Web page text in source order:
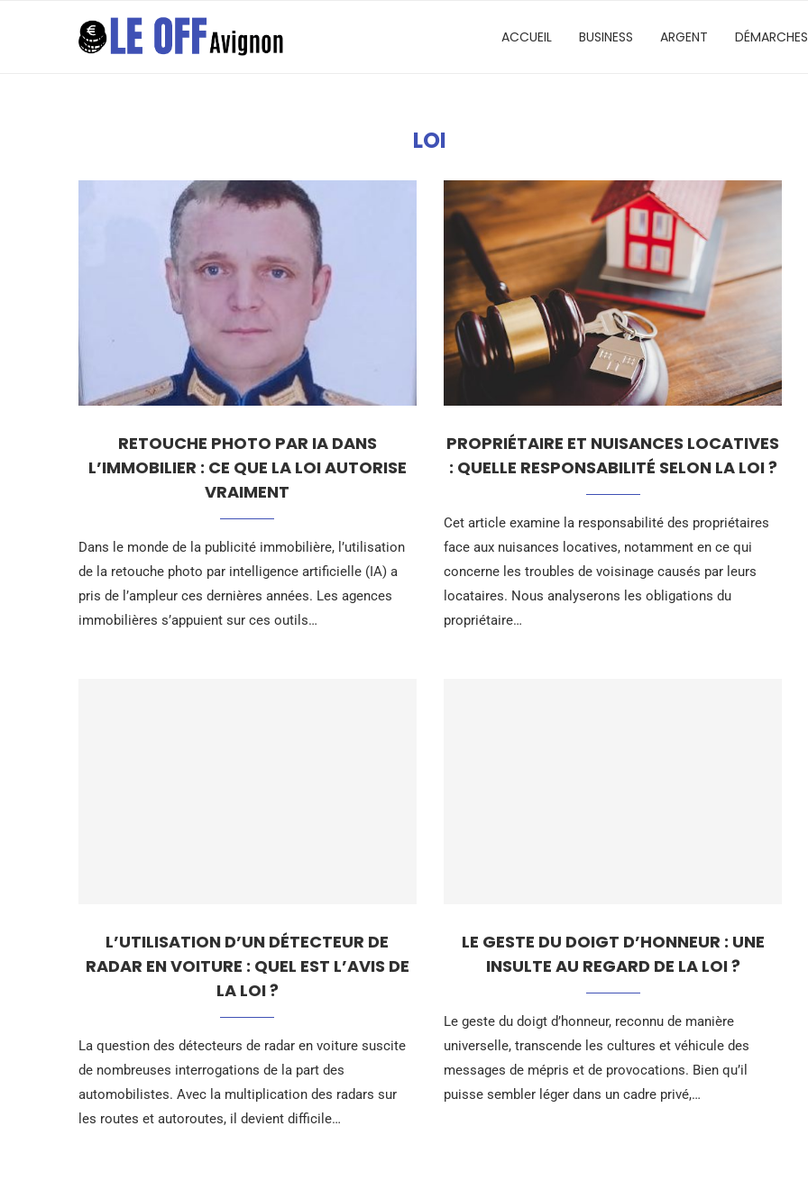
ACCUEIL BUSINESS ARGENT DÉMARCHES
LOI
RETOUCHE PHOTO PAR IA DANS
L’IMMOBILIER : CE QUE LA LOI AUTORISE
VRAIMENT
Dans le monde de la publicité immobilière, l’utilisation
de la retouche photo par intelligence artificielle (IA) a
pris de l’ampleur ces dernières années. Les agences
immobilières s’appuient sur ces outils…
PROPRIÉTAIRE ET NUISANCES LOCATIVES
: QUELLE RESPONSABILITÉ SELON LA LOI ?
Cet article examine la responsabilité des propriétaires
face aux nuisances locatives, notamment en ce qui
concerne les troubles de voisinage causés par leurs
locataires. Nous analyserons les obligations du
propriétaire…
L’UTILISATION D’UN DÉTECTEUR DE
RADAR EN VOITURE : QUEL EST L’AVIS DE
LA LOI ?
La question des détecteurs de radar en voiture suscite
de nombreuses interrogations de la part des
automobilistes. Avec la multiplication des radars sur
les routes et autoroutes, il devient difficile…
LE GESTE DU DOIGT D’HONNEUR : UNE
INSULTE AU REGARD DE LA LOI ?
Le geste du doigt d’honneur, reconnu de manière
universelle, transcende les cultures et véhicule des
messages de mépris et de provocations. Bien qu’il
puisse sembler léger dans un cadre privé,…